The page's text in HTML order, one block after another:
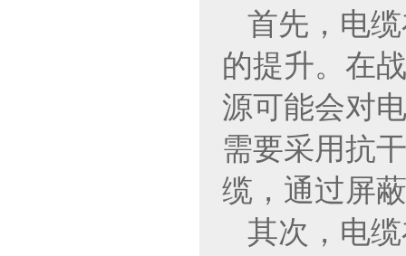
首先，电
的提升。在
源可能会对
需要采用抗
缆，通过屏
其次，电